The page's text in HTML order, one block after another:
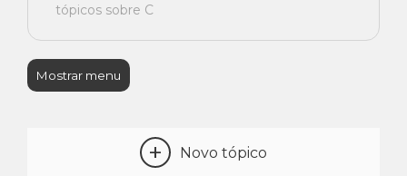
tópicos sobre C
Mostrar menu
+ Novo tópico